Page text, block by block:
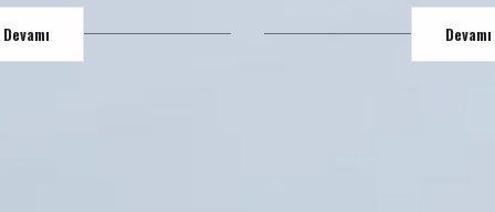
Devamı Devamı